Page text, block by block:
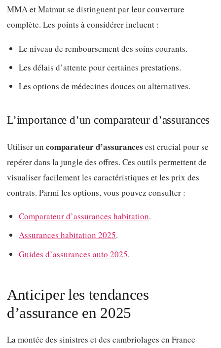
MMA et Matmut se distinguent par leur couverture
complète. Les points à considérer incluent :
Le niveau de remboursement des soins courants.
Les délais d’attente pour certaines prestations.
Les options de médecines douces ou alternatives.
L’importance d’un comparateur d’assurances
Utiliser un comparateur d’assurances est crucial pour se
repérer dans la jungle des offres. Ces outils permettent de
visualiser facilement les caractéristiques et les prix des
contrats. Parmi les options, vous pouvez consulter :
Comparateur d’assurances habitation.
Assurances habitation 2025.
Guides d’assurances auto 2025.
Anticiper les tendances
d’assurance en 2025
La montée des sinistres et des cambriolages en France